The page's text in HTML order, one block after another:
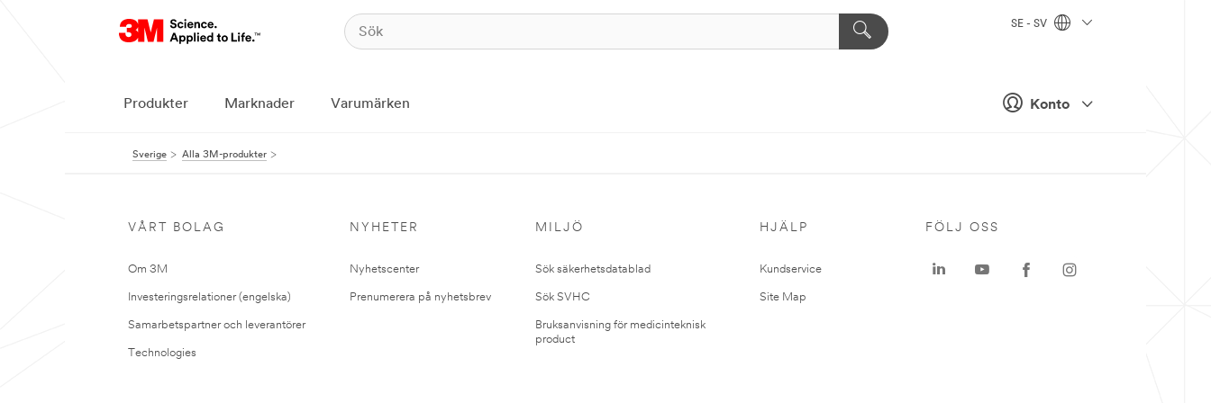
Konto
SE - SV
Produkter Marknader Varumärken
Sverige Alla 3M-produkter
VÅRT BOLAG
Om 3M
Investeringsrelationer (engelska)
Samarbetspartner och leverantörer
Technologies
NYHETER
Nyhetscenter
Prenumerera på nyhetsbrev
MILJÖ
Sök säkerhetsdatablad
Sök SVHC
Bruksanvisning för medicinteknisk
product
HJÄLP
Kundservice
Site Map
FÖLJ OSS